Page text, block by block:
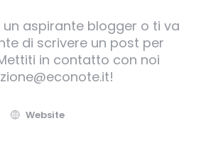
un aspirante blogger o ti va
di scrivere un post per
in contatto con noi
Website